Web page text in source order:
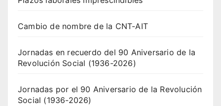
Cambio de nombre de la CNT-AIT
Jornadas en recuerdo del 90 Aniversario de la
Revolución Social (1936-2026)
Jornadas por el 90 Aniversario de la Revolución
Social (1936-2026)